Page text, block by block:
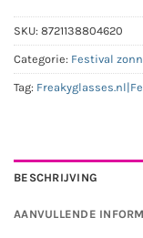
SKU: 8721138804620
Categorie: Festival
Tag:
BESCHRIJVING
AANVULLENDE